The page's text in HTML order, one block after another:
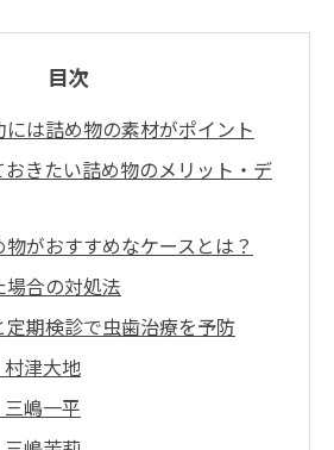
目次
は詰め物の素材がポイント
きたい詰め物のメリット・デ
がおすすめなケースとは？
合の対処法
定期検診で虫歯治療を予防
津大地
嶋一平